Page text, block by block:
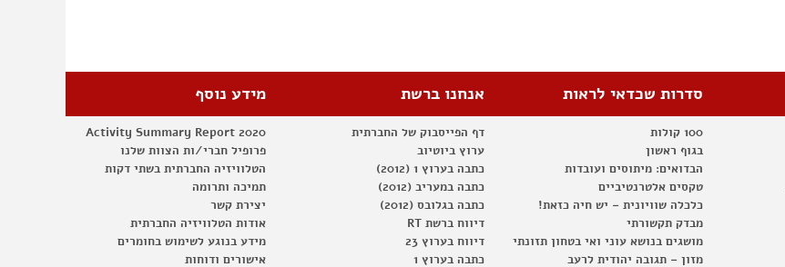
סדרות שכדאי לראות
100 קולות
בגוף ראשון
הבדואים: מיתוסים ועובדות
טקסים אלטרנטיביים
כלכלה שוויונית – יש חיה כזאת!
מבדק תקשורתי
מושגים בנושא עוני ואי בטחון תזונתי
מזון – תגובה יהודית לרעב
אנחנו ברשת
דף הפייסבוק של החברתית
ערוץ ביוטיוב
כתבה בערוץ 1 (2012)
כתבה במעריב (2012)
כתבה בגלובס (2012)
דיווח ברשת RT
דיווח בערוץ 23
כתבה בערוץ 1
מידע נוסף
Activity Summary Report 2020
פרופיל חברי/ות הצוות שלנו
הטלוויזיה החברתית בשתי דקות
תמיכה ותרומה
יצירת קשר
אודות הטלוויזיה החברתית
מידע בנוגע לשימוש בחומרים
אישורים ודוחות